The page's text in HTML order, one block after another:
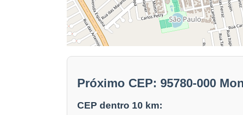
Próximo CEP: 95780-000
CEP dentro 10 km: